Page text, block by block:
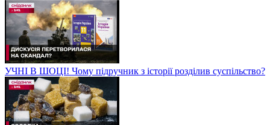
УЧНІ В ШОЦІ! Чому підручник з історії розділив суспільство?